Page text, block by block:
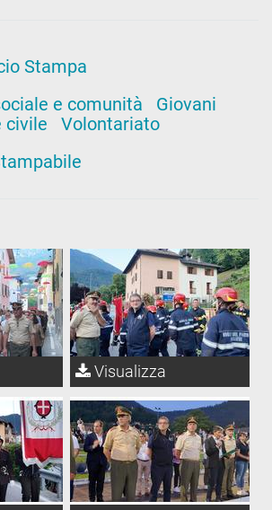
Stampa
e comunità
Giovani
civile
Volontariato
Visualizza